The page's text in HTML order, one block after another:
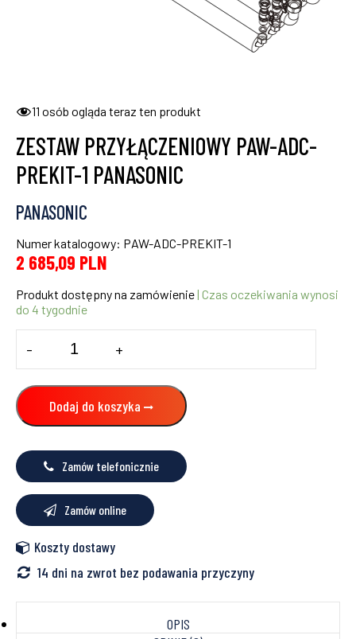
11 osób ogląda teraz ten produkt
ZESTAW PRZYŁĄCZENIOWY PAW-ADC-
PREKIT-1 PANASONIC
PANASONIC
Numer katalogowy: PAW-ADC-PREKIT-1
2 685,09 PLN
Produkt dostępny na zamówienie| Czas oczekiwania wynosi
do 4 tygodnie
ZESTAW
PRZYŁĄCZENIOWY
PAW-
ADC-
PREKIT-
- +
Dodaj do koszyka
Zamów telefonicznie
Zamów online
Koszty dostawy
14 dni na zwrot bez podawania przyczyny
OPIS